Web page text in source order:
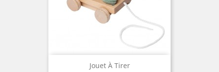
Jouet À Tirer